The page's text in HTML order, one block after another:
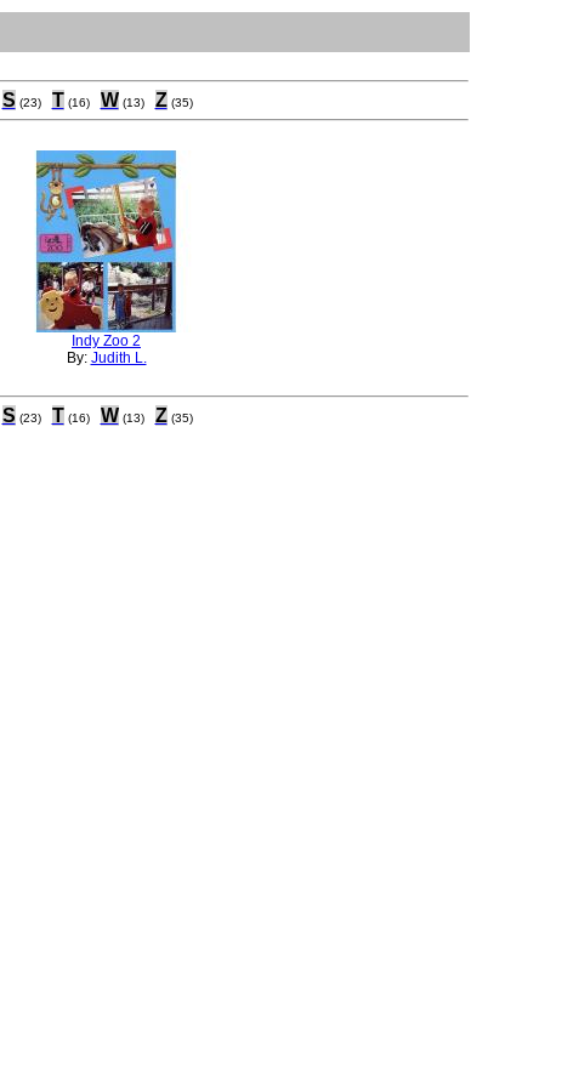
S (23) T (16) W (13) Z (35)
Indy Zoo 2
By: Judith L.
S (23) T (16) W (13) Z (35)